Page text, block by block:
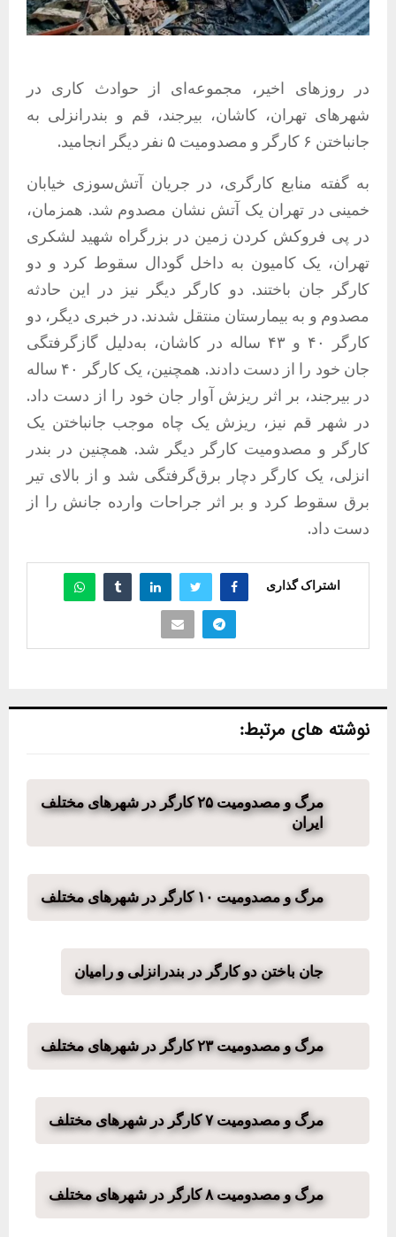
در روزهای اخیر، مجموعه‌ای از حوادث کاری در
شهرهای تهران، کاشان، بیرجند، قم و بندرانزلی به
جانباختن ۶ کارگر و مصدومیت ۵ نفر دیگر انجامید.
به گفته منابع کارگری، در جریان آتش‌سوزی خیابان
خمینی در تهران یک آتش نشان مصدوم شد. همزمان،
در پی فروکش کردن زمین در بزرگراه شهید لشکری
تهران، یک کامیون به داخل گودال سقوط کرد و دو
کارگر جان باختند. دو کارگر دیگر نیز در این حادثه
مصدوم و به بیمارستان منتقل شدند. در خبری دیگر، دو
کارگر ۴۰ و ۴۳ ساله در کاشان، به‌دلیل گازگرفتگی
جان خود را از دست دادند. همچنین، یک کارگر ۴۰ ساله
در بیرجند، بر اثر ریزش آوار جان خود را از دست داد.
در شهر قم نیز، ریزش یک چاه موجب جانباختن یک
کارگر و مصدومیت کارگر دیگر شد. همچنین در بندر
انزلی، یک کارگر دچار برق‌گرفتگی شد و از بالای تیر
برق سقوط کرد و بر اثر جراحات وارده جانش را از
دست داد.
اشتراک گذاری
نوشته های مرتبط:
مرگ و مصدومیت ۲۵ کارگر در شهرهای مختلف
ایران
مرگ و مصدومیت ۱۰ کارگر در شهرهای مختلف
جان باختن دو کارگر در بندرانزلی و رامیان
مرگ و مصدومیت ۲۳ کارگر در شهرهای مختلف
مرگ و مصدومیت ۷ کارگر در شهرهای مختلف
مرگ و مصدومیت ۸ کارگر در شهرهای مختلف